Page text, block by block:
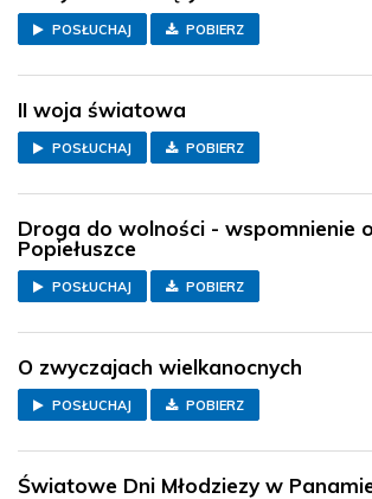
POSŁUCHAJ POBIERZ
II woja światowa
POSŁUCHAJ POBIERZ
Droga do wolności - wspomnienie o
Popiełuszce
POSŁUCHAJ POBIERZ
O zwyczajach wielkanocnych
POSŁUCHAJ POBIERZ
Światowe Dni Młodziezy w